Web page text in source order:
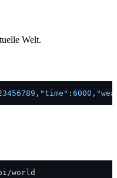
Welt.
, "time" : 6000 ,
world